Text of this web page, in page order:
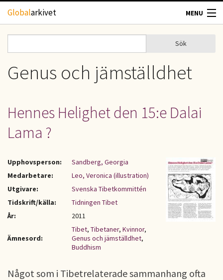
Hoppa till huvudinnehåll
Globalarkivet MENU
TIDSKRIFTER
UPPHOVSRÄTT
KONTAKT
Sökformulär
Sök
Genus och jämställdhet
Hennes Helighet den 15:e Dalai
Lama ?
Upphovsperson:
Sandberg, Georgia
Medarbetare:
Leo, Veronica (illustration)
Utgivare:
Svenska Tibetkommittén
Tidskrift/källa:
Tidningen Tibet
År:
2011
Ämnesord:
Tibet, Tibetaner, Kvinnor,
Genus och jämställdhet,
Buddhism
Något som i Tibetrelaterade sammanhang ofta